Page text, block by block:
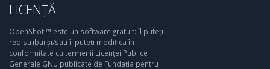
LICENȚĂ
OpenShot ™ este un software gratuit: îl puteți
redistribui și/sau îl puteți modifica în
conformitate cu termenii Licenței Publice
Generale GNU publicate de Fundația pentru